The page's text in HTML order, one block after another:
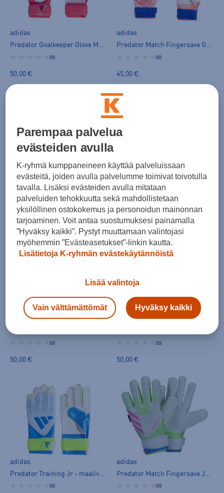
adidas
Predator Goalkeeper Glove Match Fingersave Jr - maalivahdin hanska
(0)
50,00 €
adidas
Predator Match Fingersave Goalkeeper Gloves Kids - maalivahdin hanska
(0)
45,00 €
adidas
Predator Training Goalkeeper Glove Jr - maalivahdin hanska
(0)
28,00 €
adidas
(0)
28,00 €
adidas
(0)
50,00 €
adidas
(0)
50,00 €
adidas
(0)
adidas
(0)
Parempaa palvelua
evästeiden avulla
K-ryhmä kumppaneineen käyttää palveluissaan
evästeitä, joiden avulla palvelumme toimivat toivotulla
tavalla. Lisäksi evästeiden avulla mitataan
palveluiden tehokkuutta sekä mahdollistetaan
yksilöllinen ostokokemus ja personoidun mainonnan
tarjoaminen. Voit antaa suostumuksesi painamalla
”Hyväksy kaikki”. Pystyt muuttamaan valintojasi
myöhemmin ”Evästeasetukset”-linkin kautta.
Lisätietoja K-ryhmän evästekäytännöistä
Lisää valintoja
Vain välttämättömät Hyväksy kaikki